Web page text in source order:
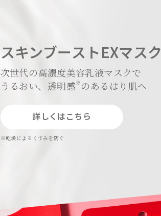
スキンブーストEXマスク
次世代の高濃度美容乳液マスクで
うるおい、透明感※ のあるはり肌へ
詳しくはこちら
※乾燥によるくすみを防ぐ